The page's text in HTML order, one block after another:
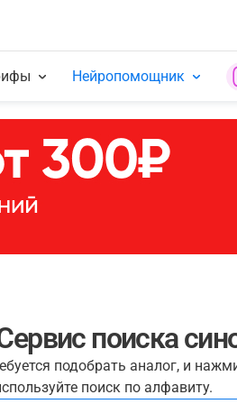
Нейропомощник
поиска
подобрать аналог, и
поиск по алфавиту.